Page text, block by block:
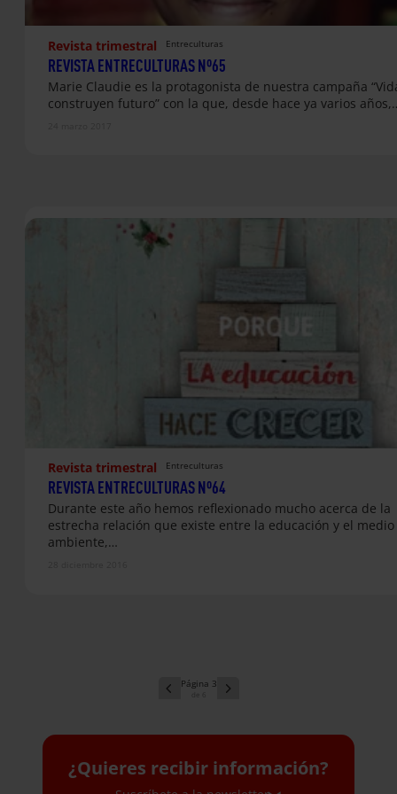
Revista trimestral Entreculturas
REVISTA ENTRECULTURAS Nº65
Marie Claudie es la protagonista de nuestra campaña
construyen futuro” con la que, desde hace ya varios
Revista trimestral Entreculturas
REVISTA ENTRECULTURAS Nº64
Durante​ ​este​ ​año​ ​hemos​ ​reflexionado​ ​mucho​ ​acerca​ ​de​ ​la​ ​
estrecha​ ​relación​ ​que​ ​existe​ ​entre la​ ​educación​ ​y​ ​el​ ​medio​ ​
ambiente,​…
3
¿Quieres recibir información?